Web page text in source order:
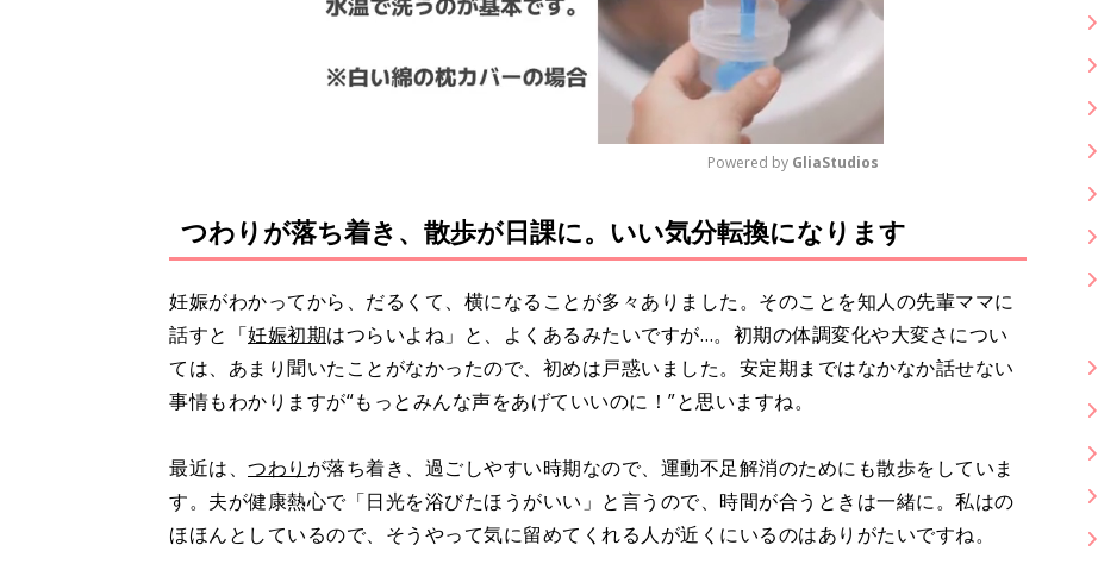
M
u
t
e
Powered by GliaStudios
つわりが落ち着き、散歩が日課に。いい気分転換になります
妊娠がわかってから、だるくて、横になることが多々ありました。そのことを知人の先輩ママに
話すと「妊娠初期はつらいよね」と、よくあるみたいですが…。初期の体調変化や大変さについ
ては、あまり聞いたことがなかったので、初めは戸惑いました。安定期まではなかなか話せない
事情もわかりますが“もっとみんな声をあげていいのに！”と思いますね。
最近は、 つわり が落ち着き、過ごしやすい時期なので、運動不足解消のためにも散歩をしていま
す。夫が健康熱心で「日光を浴びたほうがいい」と言うので、時間が合うときは一緒に。私はの
ほほんとしているので、そうやって気に留めてくれる人が近くにいるのはありがたいですね。